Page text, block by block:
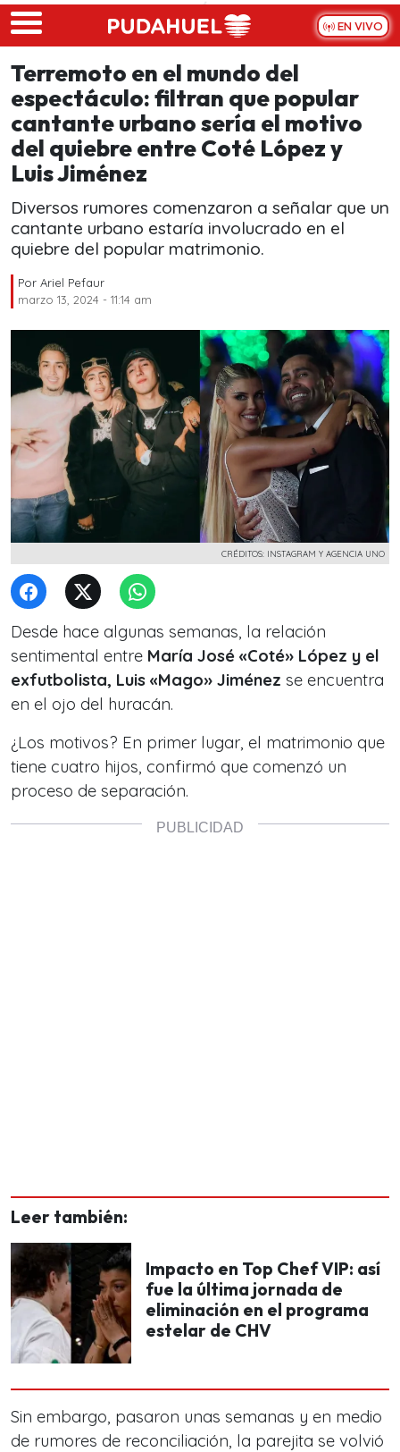
Skip to main content
EN VIVO
Terremoto en el mundo del
espectáculo: filtran que popular
cantante urbano sería el motivo
del quiebre entre Coté López y
Luis Jiménez
Diversos rumores comenzaron a señalar que un
cantante urbano estaría involucrado en el
quiebre del popular matrimonio.
Por Ariel Pefaur
marzo 13, 2024 - 11:14 am
CRÉDITOS: INSTAGRAM Y AGENCIA UNO
Desde hace algunas semanas, la relación
sentimental entre María José «Coté» López y el
exfutbolista, Luis «Mago» Jiménez se encuentra
en el ojo del huracán.
¿Los motivos? En primer lugar, el matrimonio que
tiene cuatro hijos, confirmó que comenzó un
proceso de separación.
Leer también:
Impacto en Top Chef VIP: así
fue la última jornada de
eliminación en el programa
estelar de CHV
Sin embargo, pasaron unas semanas y en medio
de rumores de reconciliación, la parejita se volvió